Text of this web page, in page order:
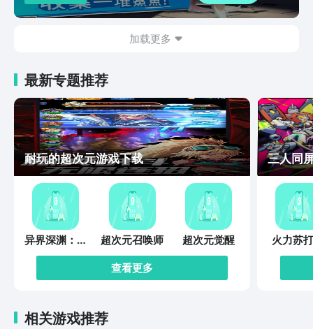
加载更多
最新专题推荐
耐玩的超次元游戏下载
异界深渊：觉
醒
超次元召唤师
超次元觉醒
查看更多
三人同
火力苏
相关游戏推荐